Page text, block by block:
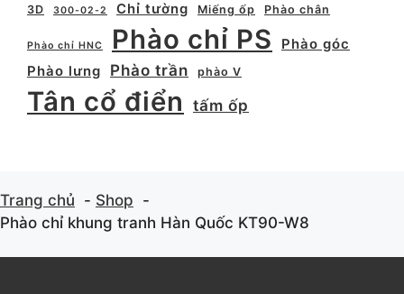
3D 300-02-2 Chỉ tường Miếng ốp Phào chân
Phào chỉ HNC Phào chỉ PS
Phào góc
Phào lưng
Phào trần phào V
Tân cổ điển tấm ốp
Trang chủ
Shop
Phào chỉ khung tranh Hàn Quốc KT90-W8